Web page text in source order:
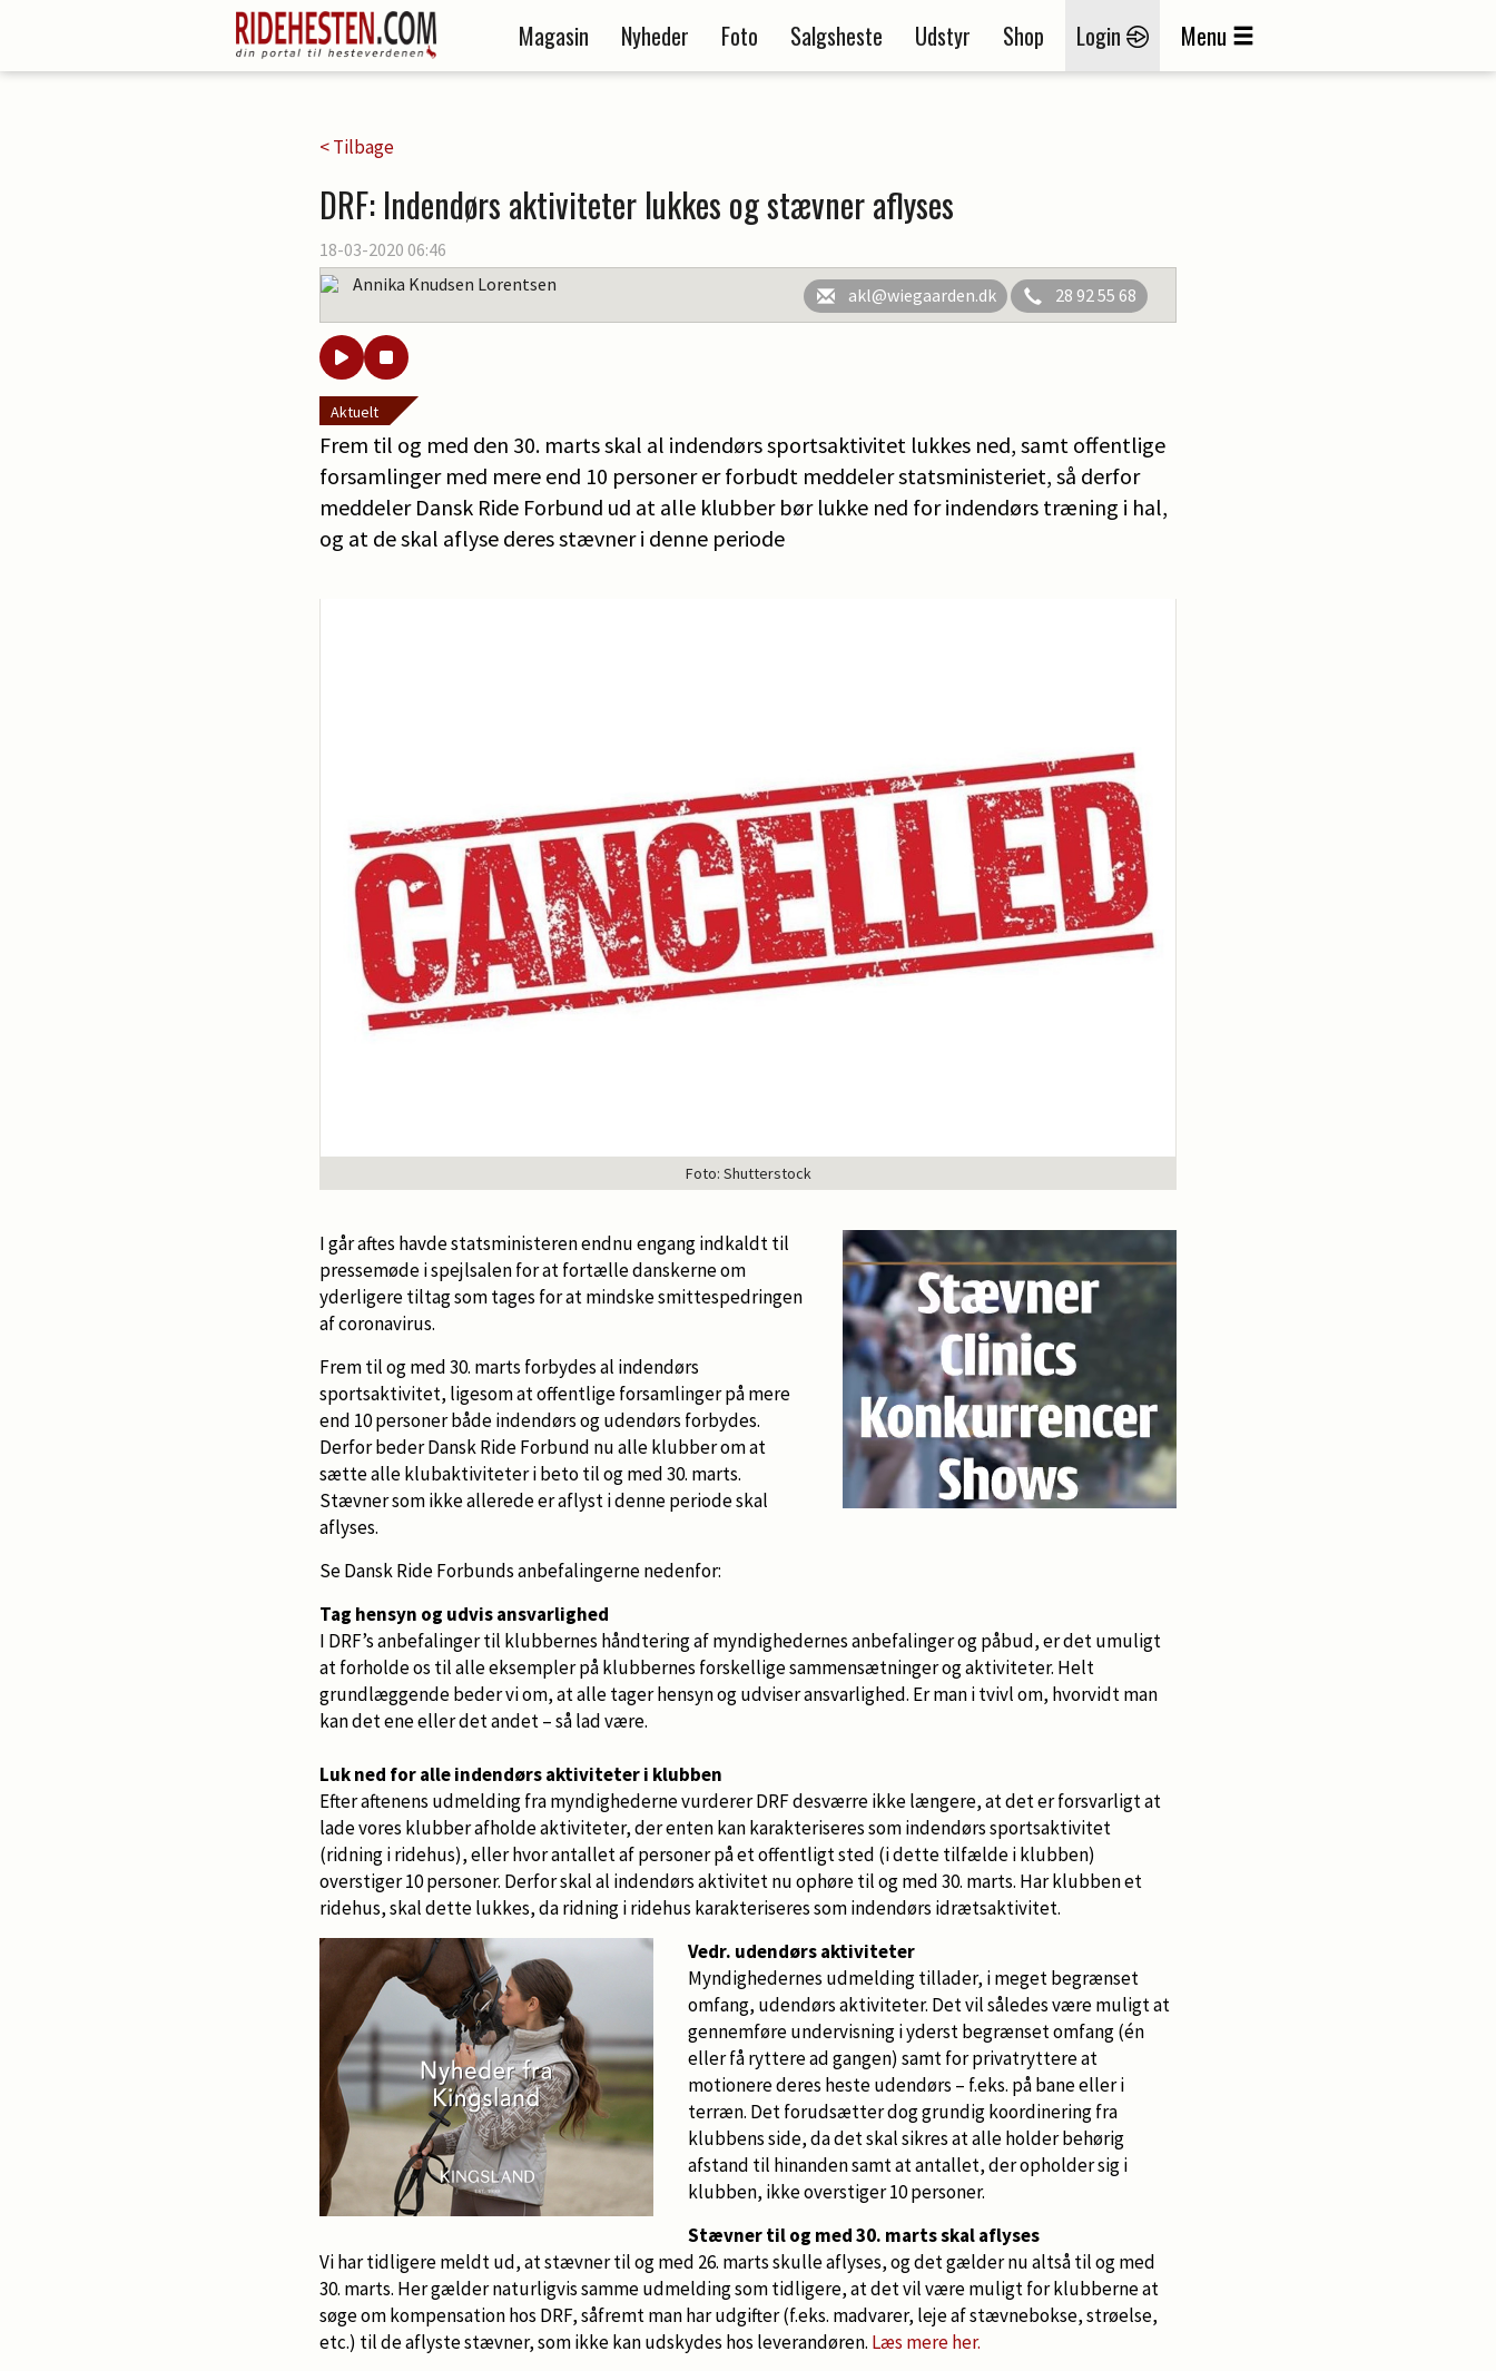
Magasin Nyheder Foto Salgsheste Udstyr Shop Login Menu
< Tilbage
DRF: Indendørs aktiviteter lukkes og stævner aflyses
18-03-2020 06:46
Annika Knudsen Lorentsen
akl@wiegaarden.dk 28 92 55 68
Aktuelt
Frem til og med den 30. marts skal al indendørs sportsaktivitet lukkes ned, samt offentlige
forsamlinger med mere end 10 personer er forbudt meddeler statsministeriet, så derfor
meddeler Dansk Ride Forbund ud at alle klubber bør lukke ned for indendørs træning i hal,
og at de skal aflyse deres stævner i denne periode
Foto: Shutterstock
I går aftes havde statsministeren endnu engang indkaldt til
pressemøde i spejlsalen for at fortælle danskerne om
yderligere tiltag som tages for at mindske smittespedringen
af coronavirus.
Frem til og med 30. marts forbydes al indendørs
sportsaktivitet, ligesom at offentlige forsamlinger på mere
end 10 personer både indendørs og udendørs forbydes.
Derfor beder Dansk Ride Forbund nu alle klubber om at
sætte alle klubaktiviteter i beto til og med 30. marts.
Stævner som ikke allerede er aflyst i denne periode skal
aflyses.
Se Dansk Ride Forbunds anbefalingerne nedenfor:
Tag hensyn og udvis ansvarlighed
I DRF’s anbefalinger til klubbernes håndtering af myndighedernes anbefalinger og påbud, er det umuligt
at forholde os til alle eksempler på klubbernes forskellige sammensætninger og aktiviteter. Helt
grundlæggende beder vi om, at alle tager hensyn og udviser ansvarlighed. Er man i tvivl om, hvorvidt man
kan det ene eller det andet – så lad være.
Luk ned for alle indendørs aktiviteter i klubben
Efter aftenens udmelding fra myndighederne vurderer DRF desværre ikke længere, at det er forsvarligt at
lade vores klubber afholde aktiviteter, der enten kan karakteriseres som indendørs sportsaktivitet
(ridning i ridehus), eller hvor antallet af personer på et offentligt sted (i dette tilfælde i klubben)
overstiger 10 personer. Derfor skal al indendørs aktivitet nu ophøre til og med 30. marts. Har klubben et
ridehus, skal dette lukkes, da ridning i ridehus karakteriseres som indendørs idrætsaktivitet.
Vedr. udendørs aktiviteter
Myndighedernes udmelding tillader, i meget begrænset
omfang, udendørs aktiviteter. Det vil således være muligt at
gennemføre undervisning i yderst begrænset omfang (én
eller få ryttere ad gangen) samt for privatryttere at
motionere deres heste udendørs – f.eks. på bane eller i
terræn. Det forudsætter dog grundig koordinering fra
klubbens side, da det skal sikres at alle holder behørig
afstand til hinanden samt at antallet, der opholder sig i
klubben, ikke overstiger 10 personer.
Stævner til og med 30. marts skal aflyses
Vi har tidligere meldt ud, at stævner til og med 26. marts skulle aflyses, og det gælder nu altså til og med
30. marts. Her gælder naturligvis samme udmelding som tidligere, at det vil være muligt for klubberne at
søge om kompensation hos DRF, såfremt man har udgifter (f.eks. madvarer, leje af stævnebokse, strøelse,
etc.) til de aflyste stævner, som ikke kan udskydes hos leverandøren. Læs mere her.